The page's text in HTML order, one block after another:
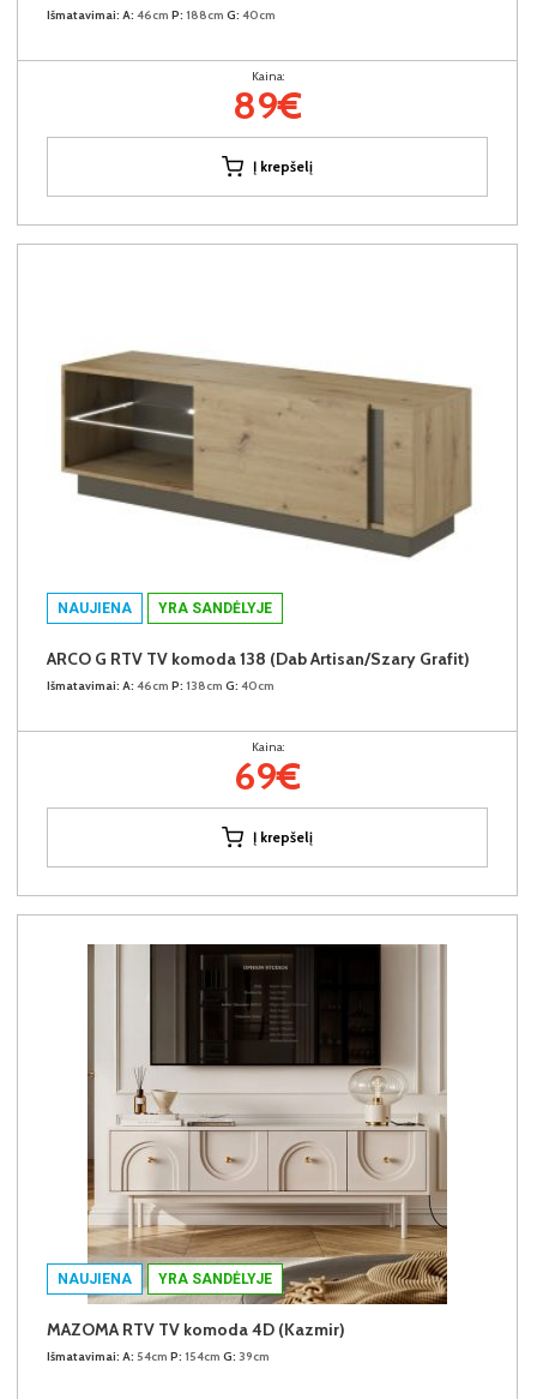
Išmatavimai: A: 46cm P: 188cm G: 40cm
Kaina:
89€
Į krepšelį
NAUJIENA YRA SANDĖLYJE
ARCO G RTV TV komoda 138 (Dab Artisan/Szary Grafit)
Išmatavimai: A: 46cm P: 138cm G: 40cm
Kaina:
69€
Į krepšelį
NAUJIENA YRA SANDĖLYJE
MAZOMA RTV TV komoda 4D (Kazmir)
Išmatavimai: A: 54cm P: 154cm G: 39cm